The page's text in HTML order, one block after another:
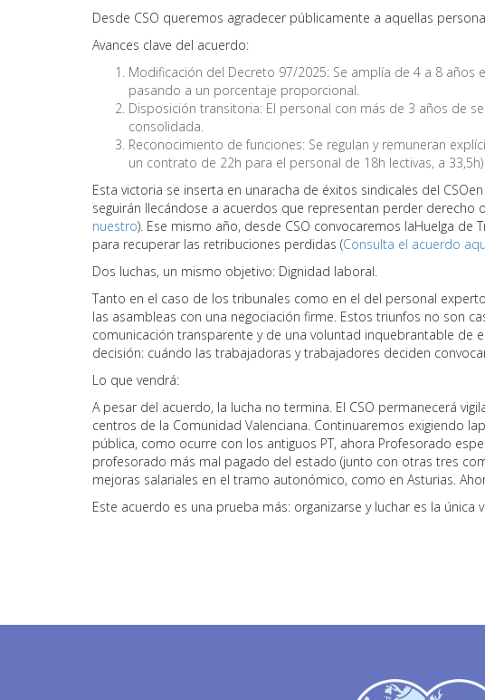
Desde CSO queremos agradecer públicamente a aquellas
Avances clave del acuerdo:
Modificación del Decreto 97/2025: Se amplía de 4 a 8
pasando a un porcentaje proporcional.
Disposición transitoria: El personal con más de 3 años de
consolidada.
Reconocimiento de funciones: Se regulan y remuneran
un contrato de 22h para el personal de 18h lectivas, a 33,5h)
Esta victoria se inserta en unaracha de éxitos sindicales del
seguirán llecándose a acuerdos que representan perder derecho
nuestro). Ese mismo año, desde CSO convocaremos laHuelga
para recuperar las retribuciones perdidas (Consulta el acuerdo
Dos luchas, un mismo objetivo: Dignidad laboral.
Tanto en el caso de los tribunales como en el del personal
las asambleas con una negociación firme. Estos triunfos no son
comunicación transparente y de una voluntad inquebrantable
decisión: cuándo las trabajadoras y trabajadores deciden
Lo que vendrá:
A pesar del acuerdo, la lucha no termina. El CSO permanecerá
centros de la Comunidad Valenciana. Continuaremos exigiendo
pública, como ocurre con los antiguos PT, ahora Profesorado
profesorado más mal pagado del estado (junto con otras tres
mejoras salariales en el tramo autonómico, como en Asturias.
Este acuerdo es una prueba más: organizarse y luchar es la